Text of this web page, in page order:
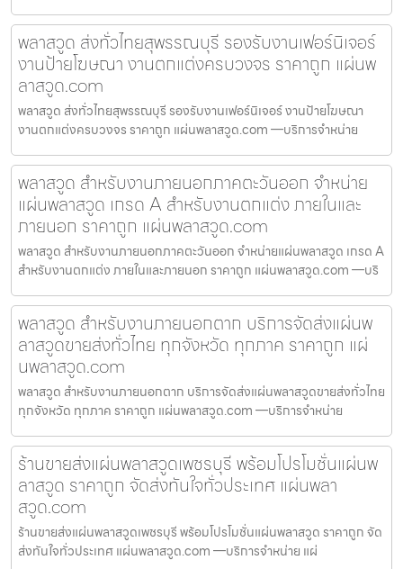
พลาสวูด ส่งทั่วไทยสุพรรณบุรี รองรับงานเฟอร์นิเจอร์
งานป้ายโฆษณา งานตกแต่งครบวงจร ราคาถูก แผ่นพ
ลาสวูด.com
พลาสวูด ส่งทั่วไทยสุพรรณบุรี รองรับงานเฟอร์นิเจอร์ งานป้ายโฆษณา
งานตกแต่งครบวงจร ราคาถูก แผ่นพลาสวูด.com —บริการจำหน่าย
พลาสวูด สำหรับงานภายนอกภาคตะวันออก จำหน่าย
แผ่นพลาสวูด เกรด A สำหรับงานตกแต่ง ภายในและ
ภายนอก ราคาถูก แผ่นพลาสวูด.com
พลาสวูด สำหรับงานภายนอกภาคตะวันออก จำหน่ายแผ่นพลาสวูด เกรด A
สำหรับงานตกแต่ง ภายในและภายนอก ราคาถูก แผ่นพลาสวูด.com —บริ
พลาสวูด สำหรับงานภายนอกตาก บริการจัดส่งแผ่นพ
ลาสวูดขายส่งทั่วไทย ทุกจังหวัด ทุกภาค ราคาถูก แผ่
นพลาสวูด.com
พลาสวูด สำหรับงานภายนอกตาก บริการจัดส่งแผ่นพลาสวูดขายส่งทั่วไทย
ทุกจังหวัด ทุกภาค ราคาถูก แผ่นพลาสวูด.com —บริการจำหน่าย
ร้านขายส่งแผ่นพลาสวูดเพชรบุรี พร้อมโปรโมชั่นแผ่นพ
ลาสวูด ราคาถูก จัดส่งทันใจทั่วประเทศ แผ่นพลา
สวูด.com
ร้านขายส่งแผ่นพลาสวูดเพชรบุรี พร้อมโปรโมชั่นแผ่นพลาสวูด ราคาถูก จัด
ส่งทันใจทั่วประเทศ แผ่นพลาสวูด.com —บริการจำหน่าย แผ่